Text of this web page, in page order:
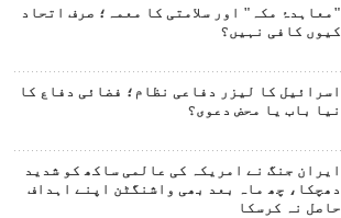
"معاہدۂ مکہ" اور سلامتی کا معمہ؛ صرف اتحاد
کیوں کافی نہیں؟
اسرائیل کا لیزر دفاعی نظام؛ فضائی دفاع کا
نیا باب یا محض دعوی؟
ایران جنگ نے امریکہ کی عالمی ساکھ کو شدید
دھچکا، چھ ماہ بعد بھی واشنگٹن اپنے اہداف
حاصل نہ کرسکا